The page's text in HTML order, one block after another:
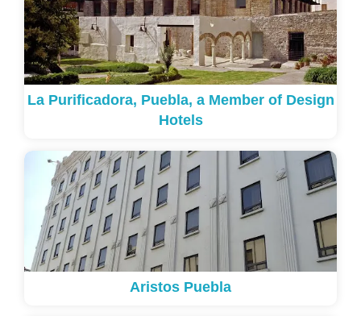
La Purificadora, Puebla, a Member of Design
Hotels
Aristos Puebla